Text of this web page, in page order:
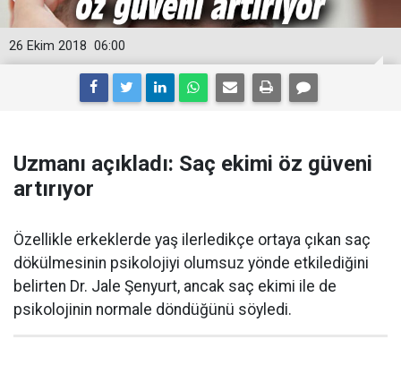
06:00
26 Ekim 2018
Uzmanı açıkladı: Saç ekimi öz güveni
artırıyor
Özellikle erkeklerde yaş ilerledikçe ortaya çıkan saç
dökülmesinin psikolojiyi olumsuz yönde etkilediğini
belirten Dr. Jale Şenyurt, ancak saç ekimi ile de
psikolojinin normale döndüğünü söyledi.